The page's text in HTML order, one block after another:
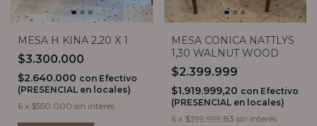
MESA H KINA 2,20 X 1
$3.300.000
$2.640.000 con Efectivo
(PRESENCIAL en locales)
6 x $550.000 sin interés
MESA CONICA NATTLYS
1,30 WALNUT WOOD
$2.399.999
$1.919.999,20 con Efectivo
(PRESENCIAL en locales)
6 x $399.999,83 sin interés